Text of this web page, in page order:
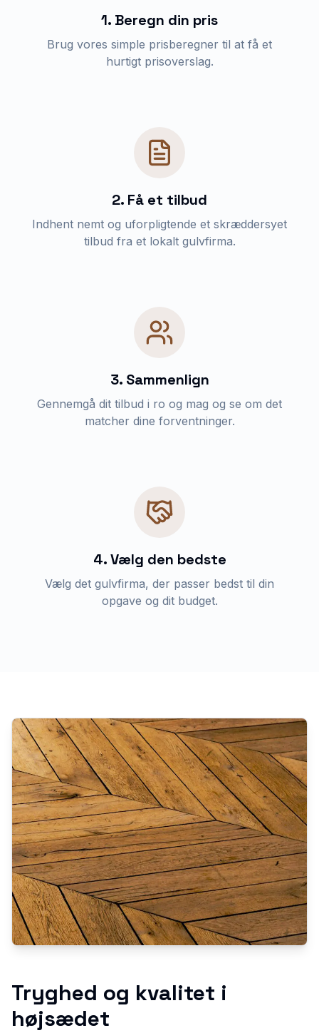
1. Beregn din pris
Brug vores simple prisberegner til at få et
hurtigt prisoverslag.
2. Få et tilbud
Indhent nemt og uforpligtende et skræddersyet
tilbud fra et lokalt gulvfirma.
3. Sammenlign
Gennemgå dit tilbud i ro og mag og se om det
matcher dine forventninger.
4. Vælg den bedste
Vælg det gulvfirma, der passer bedst til din
opgave og dit budget.
Tryghed og kvalitet i
højsædet